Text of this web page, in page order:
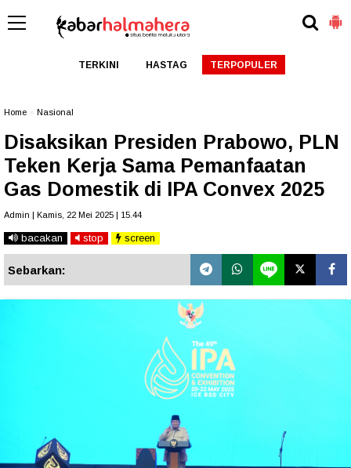
TERKINI HASTAG TERPOPULER
Home Nasional
Disaksikan Presiden Prabowo, PLN
Teken Kerja Sama Pemanfaatan
Gas Domestik di IPA Convex 2025
Admin | Kamis, 22 Mei 2025 | 15.44
bacakan stop screen
Sebarkan: